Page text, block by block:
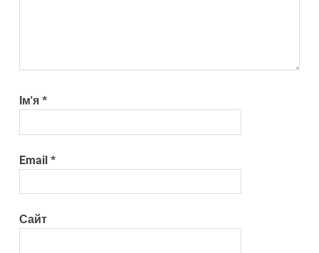
Ім'я*
Email*
Сайт